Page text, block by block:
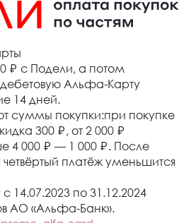
₽ с Подели, а потом
Альфа-Карту
14 дней.
суммы покупки:при покупке
300 ₽ , от 2 000 ₽
4 000 ₽ — 1 000 ₽. После
платёж уменьшится
14.07.2023 по 31.12.2024
АО «Альфа-Банк».